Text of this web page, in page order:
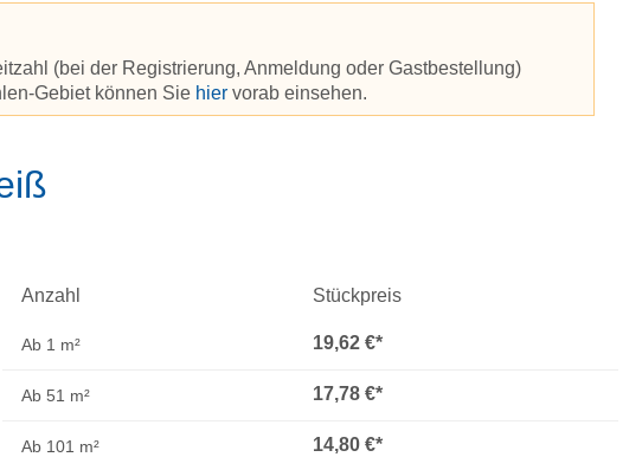
(bei der Registrierung, Anmeldung oder Gastbestellung)
Gebiet können Sie hier vorab einsehen.
Anzahl Stückpreis
Ab 1 m² 19,62 €*
Ab 51 m² 17,78 €*
Ab 101 m² 14,80 €*